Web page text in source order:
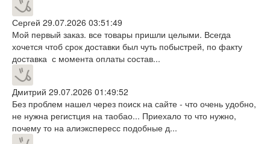
Сергей 29.07.2026 03:51:49
Мой первый заказ. все товары пришли целыми. Всегда
хочется чтоб срок доставки был чуть побыстрей, по факту
доставка с момента оплаты состав...
Дмитрий 29.07.2026 01:49:52
Без проблем нашел через поиск на сайте - что очень удобно,
не нужна регистция на таобао... Приехало то что нужно,
почему то на алиэкспересс подобные д...